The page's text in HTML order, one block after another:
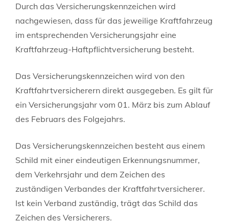
Durch das Versicherungskennzeichen wird
nachgewiesen, dass für das jeweilige Kraftfahrzeug
im entsprechenden Versicherungsjahr eine
Kraftfahrzeug-Haftpflichtversicherung besteht.
Das Versicherungskennzeichen wird von den
Kraftfahrtversicherern direkt ausgegeben. Es gilt für
ein Versicherungsjahr vom 01. März bis zum Ablauf
des Februars des Folgejahrs.
Das Versicherungskennzeichen besteht aus einem
Schild mit einer eindeutigen Erkennungsnummer,
dem Verkehrsjahr und dem Zeichen des
zuständigen Verbandes der Kraftfahrtversicherer.
Ist kein Verband zuständig, trägt das Schild das
Zeichen des Versicherers.